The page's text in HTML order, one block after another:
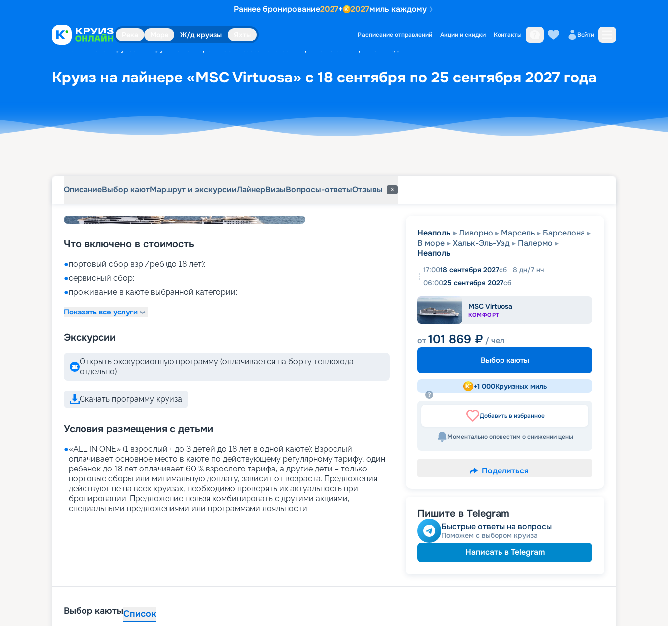
Раннее бронирование2027+ 2027миль каждому
Ж/д круизы Расписание отправлений Акции и скидки Контакты Войти
Главная Поиск круизов Круиз на лайнере «MSC Virtuosa» с 18 сентября по 25 сентября 2027 года
Круиз на лайнере «MSC Virtuosa» с 18 сентября по 25 сентября 2027 года
ОписаниеВыбор каютМаршрут и экскурсииЛайнерВизыВопросы-ответыОтзывы 3
Что включено в стоимость
●портовый сбор взр./реб.(до 18 лет);
●сервисный сбор;
●проживание в каюте выбранной категории;
Показать все услуги
Экскурсии
Открыть экскурсионную программу (оплачивается на борту теплохода
отдельно)
Скачать программу круиза
Условия размещения с детьми
●«АLL IN ONE» (1 взрослый + до 3 детей до 18 лет в одной каюте): Взрослый
оплачивает основное место в каюте по действующему регулярному тарифу, один
ребенок до 18 лет оплачивает 60 % взрослого тарифа, а другие дети – только
портовые сборы или минимальную доплату, зависит от возраста. Предложения
действуют не на всех круизах, необходимо проверять их актуальность при
бронировании. Предложение нельзя комбинировать с другими акциями,
специальными предложениями или программами лояльности
Неаполь Ливорно Марсель
Барселона
В море
Хальк-Эль-Уэд
Палермо
Неаполь
17:0018 сентября 2027сб 8 дн/7 нч
06:0025 сентября 2027сб
MSC Virtuosa
КОМФОРТ
от101 869 ₽ / чел
Выбор каюты
+1 000Круизных миль
Добавить в избранное
Моментально оповестим о снижении цены
Поделиться
Пишите в Telegram
Быстрые ответы на вопросы
Поможем с выбором круиза
Написать в Telegram
Выбор каютыСписок